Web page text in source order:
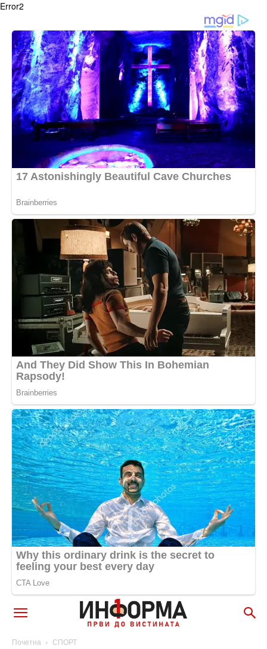
Error2
Почетна СПОРТ